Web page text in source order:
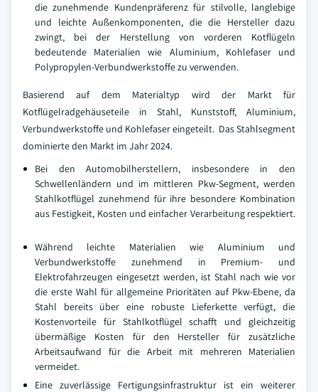
die zunehmende Kundenpräferenz für stilvolle, langlebige
und leichte Außenkomponenten, die die Hersteller dazu
zwingt, bei der Herstellung von vorderen Kotflügeln
bedeutende Materialien wie Aluminium, Kohlefaser und
Polypropylen-Verbundwerkstoffe zu verwenden.
Basierend auf dem Materialtyp wird der Markt für
Kotflügelradgehäuseteile in Stahl, Kunststoff, Aluminium,
Verbundwerkstoffe und Kohlefaser eingeteilt. Das Stahlsegment
dominierte den Markt im Jahr 2024.
Bei den Automobilherstellern, insbesondere in den
Schwellenländern und im mittleren Pkw-Segment, werden
Stahlkotflügel zunehmend für ihre besondere Kombination
aus Festigkeit, Kosten und einfacher Verarbeitung respektiert.
Während leichte Materialien wie Aluminium und
Verbundwerkstoffe zunehmend in Premium- und
Elektrofahrzeugen eingesetzt werden, ist Stahl nach wie vor
die erste Wahl für allgemeine Prioritäten auf Pkw-Ebene, da
Stahl bereits über eine robuste Lieferkette verfügt, die
Kostenvorteile für Stahlkotflügel schafft und gleichzeitig
übermäßige Kosten für den Hersteller für zusätzliche
Arbeitsaufwand für die Arbeit mit mehreren Materialien
vermeidet.
Eine zuverlässige Fertigungsinfrastruktur ist ein weiterer